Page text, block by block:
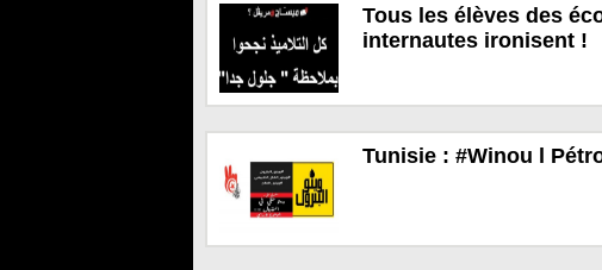
Tous les élèves des
internautes ironisent !
Tunisie : #Winou l